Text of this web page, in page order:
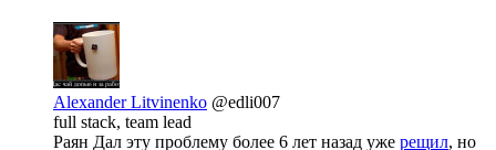
Alexander Litvinenko @edli007
full stack, team lead
Раян Дал эту проблему более 6 лет назад уже рещил, но